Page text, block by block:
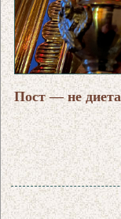
Пост — не диета